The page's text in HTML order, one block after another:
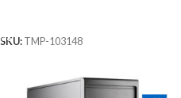
SKU: TMP-103148